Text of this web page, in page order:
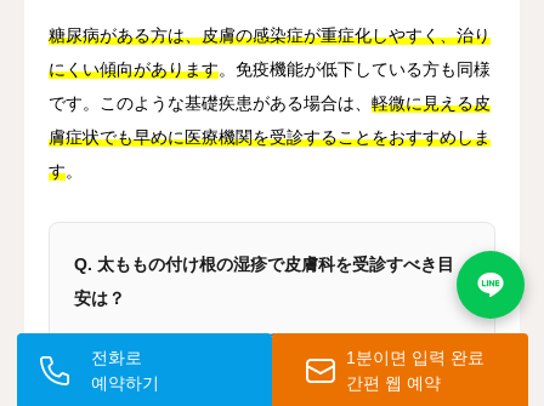
糖尿病がある方は、皮膚の感染症が重症化しやすく、治り
にくい傾向があります。免疫機能が低下している方も同様
です。このような基礎疾患がある場合は、 軽微に見える皮
膚症状でも早めに医療機関を受診することをおすすめしま
す。
Q. 太ももの付け根の湿疹で皮膚科を受診すべき目
安は？
以下の場合は皮膚科への受診が必要です。①市販薬
を2週間以上使用しても改善しない、②症状が急速
전화로
예약하기
1분이면 입력 완료
간편 웹 예약